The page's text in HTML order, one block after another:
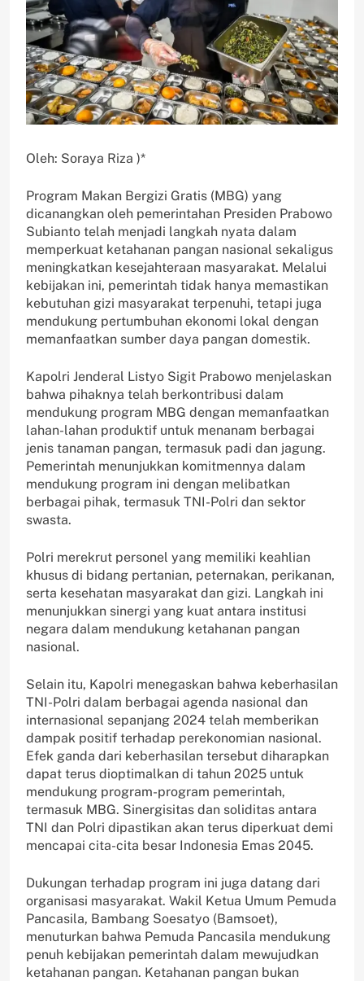
Oleh: Soraya Riza )*
Program Makan Bergizi Gratis (MBG) yang
dicanangkan oleh pemerintahan Presiden Prabowo
Subianto telah menjadi langkah nyata dalam
memperkuat ketahanan pangan nasional sekaligus
meningkatkan kesejahteraan masyarakat. Melalui
kebijakan ini, pemerintah tidak hanya memastikan
kebutuhan gizi masyarakat terpenuhi, tetapi juga
mendukung pertumbuhan ekonomi lokal dengan
memanfaatkan sumber daya pangan domestik.
Kapolri Jenderal Listyo Sigit Prabowo menjelaskan
bahwa pihaknya telah berkontribusi dalam
mendukung program MBG dengan memanfaatkan
lahan-lahan produktif untuk menanam berbagai
jenis tanaman pangan, termasuk padi dan jagung.
Pemerintah menunjukkan komitmennya dalam
mendukung program ini dengan melibatkan
berbagai pihak, termasuk TNI-Polri dan sektor
swasta.
Polri merekrut personel yang memiliki keahlian
khusus di bidang pertanian, peternakan, perikanan,
serta kesehatan masyarakat dan gizi. Langkah ini
menunjukkan sinergi yang kuat antara institusi
negara dalam mendukung ketahanan pangan
nasional.
Selain itu, Kapolri menegaskan bahwa keberhasilan
TNI-Polri dalam berbagai agenda nasional dan
internasional sepanjang 2024 telah memberikan
dampak positif terhadap perekonomian nasional.
Efek ganda dari keberhasilan tersebut diharapkan
dapat terus dioptimalkan di tahun 2025 untuk
mendukung program-program pemerintah,
termasuk MBG. Sinergisitas dan soliditas antara
TNI dan Polri dipastikan akan terus diperkuat demi
mencapai cita-cita besar Indonesia Emas 2045.
Dukungan terhadap program ini juga datang dari
organisasi masyarakat. Wakil Ketua Umum Pemuda
Pancasila, Bambang Soesatyo (Bamsoet),
menuturkan bahwa Pemuda Pancasila mendukung
penuh kebijakan pemerintah dalam mewujudkan
ketahanan pangan. Ketahanan pangan bukan